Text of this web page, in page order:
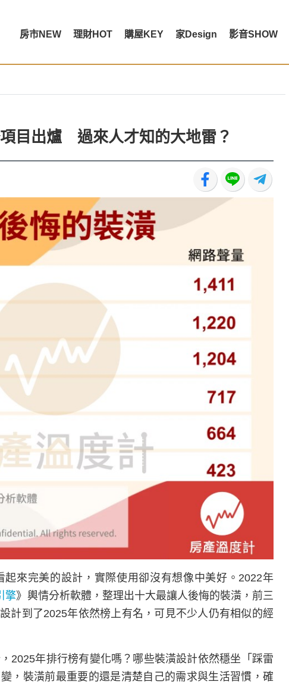
房市NEW 理財HOT 購屋KEY 家Design 影音SHOW
目出爐 過來人才知的大地雷？
來完美的設計，實際使用卻沒有想像中美好。2022年
擎》輿情分析軟體，整理出十大最讓人後悔的裝潢，前三
計到了2025年依然榜上有名，可見不少人仍有相似的經
2025年排行榜有變化嗎？哪些裝潢設計依然穩坐「踩雷
，裝潢前最重要的還是清楚自己的需求與生活習慣，確